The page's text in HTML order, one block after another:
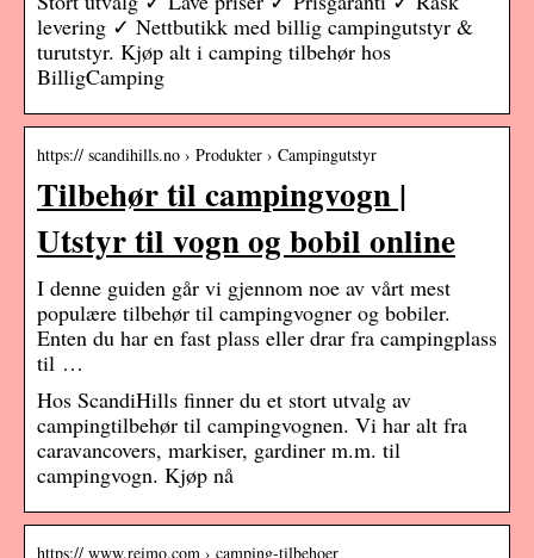
levering ✓ Nettbutikk med billig campingutstyr &
turutstyr. Kjøp alt i camping tilbehør hos
BilligCamping
https:// scandihills.no › Produkter › Campingutstyr
Tilbehør til campingvogn |
Utstyr til vogn og bobil online
I denne guiden går vi gjennom noe av vårt mest
populære tilbehør til campingvogner og bobiler.
Enten du har en fast plass eller drar fra campingplass
til …
Hos ScandiHills finner du et stort utvalg av
campingtilbehør til campingvognen. Vi har alt fra
caravancovers, markiser, gardiner m.m. til
campingvogn. Kjøp nå
https:// www.reimo.com › camping-tilbehoer